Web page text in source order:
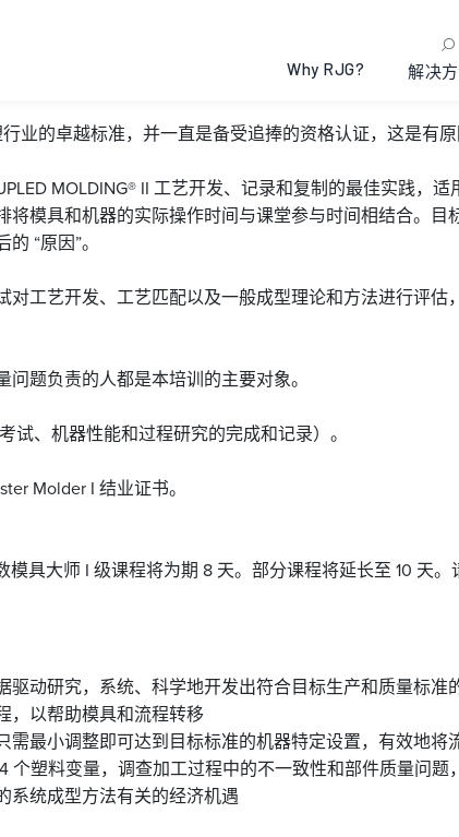
Why RJG? 解决
业的卓越标准，并一直是备受追捧的资格认证，这是有原
MOLDING® II 工艺开发、记录和复制的最佳实践，
模具和机器的实际操作时间与课堂参与时间相结合。目
“原因”。
对工艺开发、工艺匹配以及一般成型理论和方法进行评估
题负责的人都是本培训的主要对象。
试、机器性能和过程研究的完成和记录）。
Molder I 结业证书。
具大师 I 级课程将为期 8 天。部分课程将延长至 10 天。
动研究，系统、科学地开发出符合目标生产和质量标准
，以帮助模具和流程转移
需最小调整即可达到目标标准的机器特定设置，有效地将
个塑料变量，调查加工过程中的不一致性和部件质量问题
系统成型方法有关的经济机遇